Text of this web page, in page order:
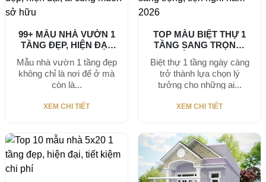
99+ MẪU NHÀ VƯỜN 1
TẦNG ĐẸP, HIỆN ĐẠI,
Mẫu nhà vườn 1 tầng đẹp
không chỉ là nơi để ở mà
còn là...
XEM CHI TIẾT
TOP MẪU BIỆT THỰ 1
TẦNG SANG TRỌNG,
Biệt thự 1 tầng ngày càng
trở thành lựa chọn lý
tưởng cho những ai...
XEM CHI TIẾT